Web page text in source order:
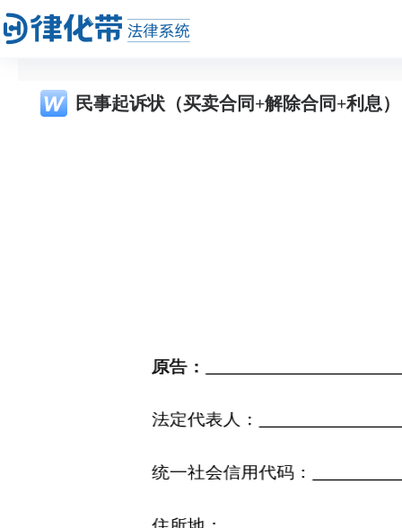
民事起诉状（买卖合同+解除合同+利息）